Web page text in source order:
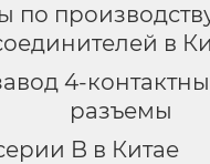
по
в
4-
разъемы
B в Китае